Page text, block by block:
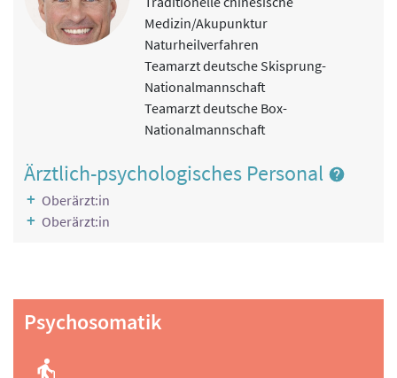
Medizin/Akupunktur
Naturheilverfahren
Teamarzt deutsche Skisprung-
Nationalmannschaft
Teamarzt deutsche Box-
Nationalmannschaft
Ärztlich-psychologisches Personal
Oberärzt:in
Oberärzt:in
Psychosomatik